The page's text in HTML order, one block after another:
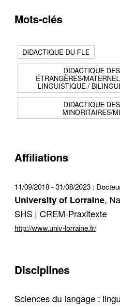
Mots-clés
DIDACTIQUE DU FLE
DIDACTIQUE
ÉTRANGÈRES/
LINGUISTIQUE /
DIDACTIQUE
MINORITAIRES/
Affiliations
11/09/2018 - 31/08/2023 :
University of Lorraine,
SHS | CREM-Praxitexte
http://www.univ-lorraine.fr/
Disciplines
Sciences du langage :
Contacter
Récupération de